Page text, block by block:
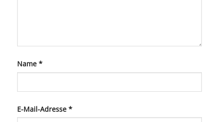
Name *
E-Mail-Adresse *